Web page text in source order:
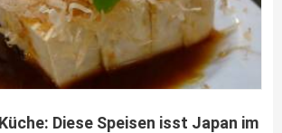
Diese Speisen isst Japan im